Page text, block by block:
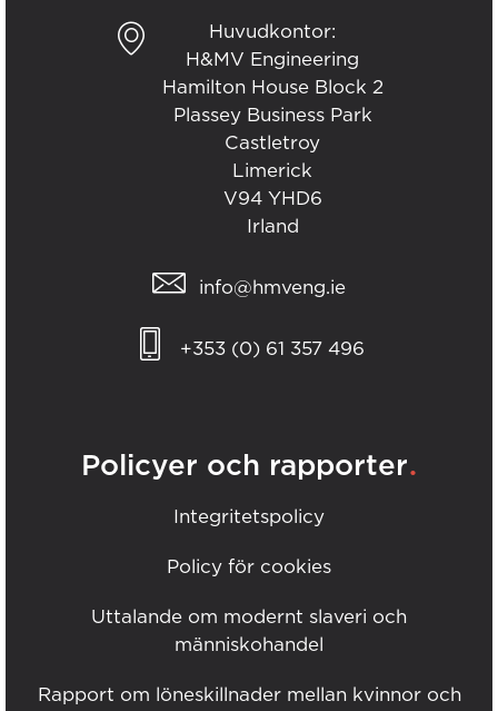
Huvudkontor:
H&MV Engineering
Hamilton House Block 2
Plassey Business Park
Castletroy
Limerick
V94 YHD6
Irland
info@hmveng.ie
+353 (0) 61 357 496
Policyer och rapporter.
Integritetspolicy
Policy för cookies
Uttalande om modernt slaveri och
människohandel
Rapport om löneskillnader mellan kvinnor och